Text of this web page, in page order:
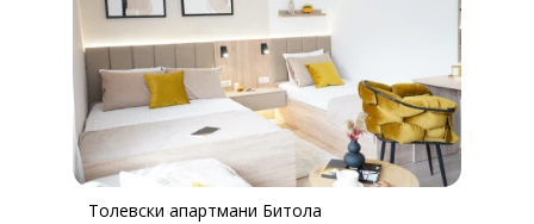
Толевски апартмани Битола